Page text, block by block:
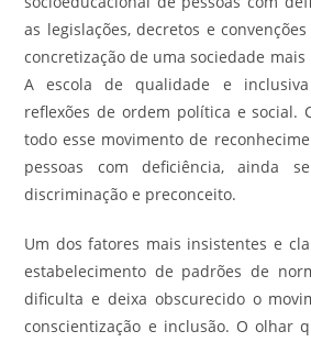
as legislações, decretos e
concretização de uma sociedade
A escola de qualidade e
reflexões de ordem política e social.
todo esse movimento de
pessoas com deficiência, ainda
discriminação e preconceito.
Um dos fatores mais insistentes e
estabelecimento de padrões de
dificulta e deixa obscurecido o
conscientização e inclusão. O olhar